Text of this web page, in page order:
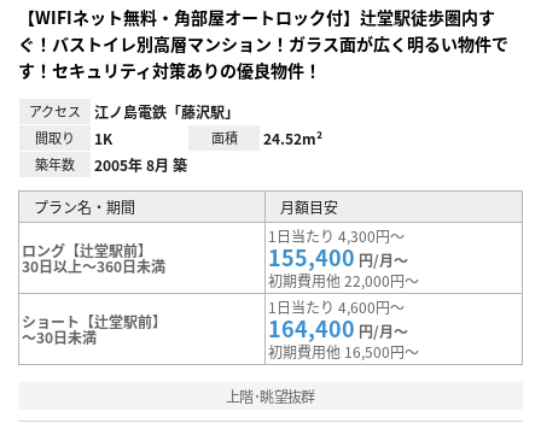
【WIFIネット無料・角部屋オートロック付】辻堂駅徒歩圏内す
ぐ！バストイレ別高層マンション！ガラス面が広く明るい物件で
す！セキュリティ対策ありの優良物件！
アクセス 江ノ島電鉄「藤沢駅」
間取り 1K 面積 24.52m²
築年数 2005年 8月 築
プラン名・期間 月額目安
ロング【辻堂駅前】
30日以上～360日未満
1日当たり 4,300円～
155,400 円/月～
初期費用他 22,000円～
ショート【辻堂駅前】
～30日未満
1日当たり 4,600円～
164,400 円/月～
初期費用他 16,500円～
上階･眺望抜群